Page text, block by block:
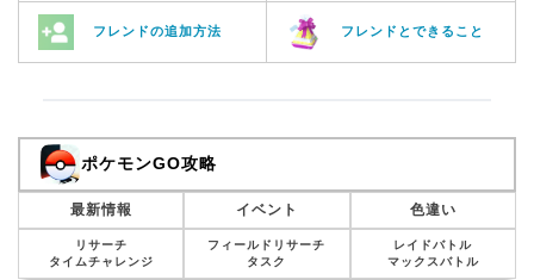
フレンドの追加方法 フレンドとできること
ポケモンGO攻略
最新情報 イベント 色違い
リサーチ
タイムチャレンジ
フィールドリサーチ
タスク
レイドバトル
マックスバトル